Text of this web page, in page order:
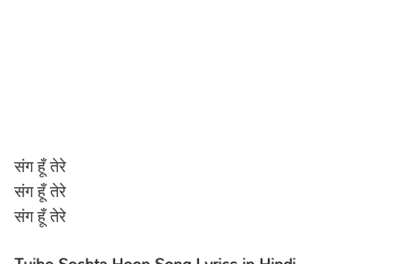
संग हूँ तेरे
संग हूँ तेरे
संग हूँ तेरे